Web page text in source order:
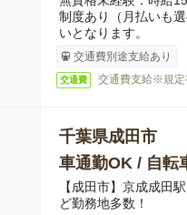
制度あり（月払いも
いとなります。
交通費別途支給あり
交通費 交通費支給※規定
千葉県成田市
車通勤OK / 自転
【成田市】京成成田
ど勤務地多数！